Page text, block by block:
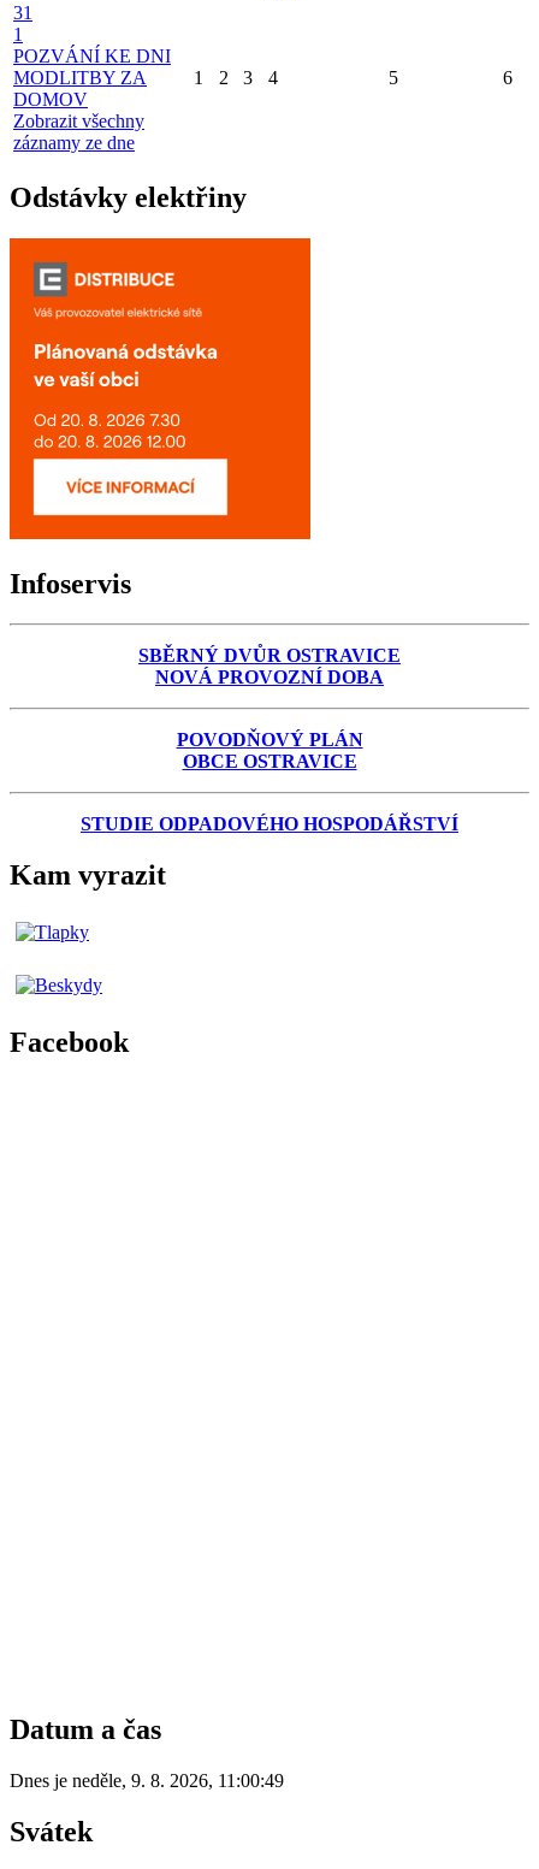
31
1
POZVÁNÍ KE DNI
MODLITBY ZA
DOMOV
Zobrazit všechny
záznamy ze dne
1 2 3 4 5 6
Odstávky elektřiny
Infoservis
SBĚRNÝ DVŮR OSTRAVICE
NOVÁ PROVOZNÍ DOBA
POVODŇOVÝ PLÁN
OBCE OSTRAVICE
STUDIE ODPADOVÉHO HOSPODÁŘSTVÍ
Kam vyrazit
Facebook
Datum a čas
Dnes je neděle, 9. 8. 2026, 11:00:49
Svátek